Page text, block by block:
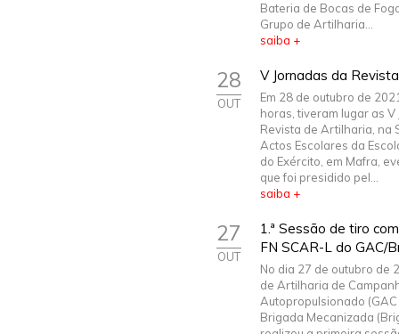
Bateria de Bocas de
Grupo de Artilharia...
saiba +
28
OUT
V Jornadas da
Em 28 de outubro de
horas, tiveram lugar as V
Revista de Artilharia, na
Actos Escolares da
do Exército, em Mafra,
que foi presidido pel...
saiba +
27
OUT
1.ª Sessão de tiro
FN SCAR-L do GAC/
No dia 27 de outubro de
de Artilharia de
Autopropulsionado
Brigada Mecanizada